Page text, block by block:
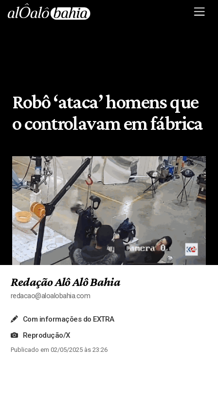
Robô ‘ataca’ homens que
o controlavam em fábrica
Redação Alô Alô Bahia
redacao@aloalobahia.com
Com informações do EXTRA
Reprodução/X
Publicado em 02/05/2025 às 23:26